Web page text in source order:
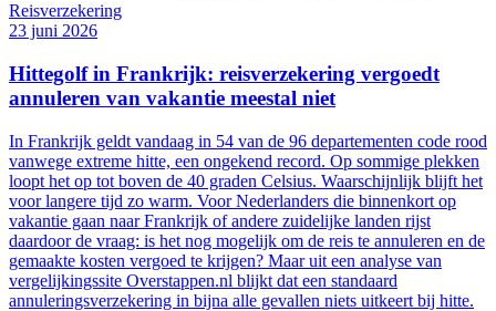
Reisverzekering
23 juni 2026
Hittegolf in Frankrijk: reisverzekering vergoedt
annuleren van vakantie meestal niet
In Frankrijk geldt vandaag in 54 van de 96 departementen code rood
vanwege extreme hitte, een ongekend record. Op sommige plekken
loopt het op tot boven de 40 graden Celsius. Waarschijnlijk blijft het
voor langere tijd zo warm. Voor Nederlanders die binnenkort op
vakantie gaan naar Frankrijk of andere zuidelijke landen rijst
daardoor de vraag: is het nog mogelijk om de reis te annuleren en de
gemaakte kosten vergoed te krijgen? Maar uit een analyse van
vergelijkingssite Overstappen.nl blijkt dat een standaard
annuleringsverzekering in bijna alle gevallen niets uitkeert bij hitte.